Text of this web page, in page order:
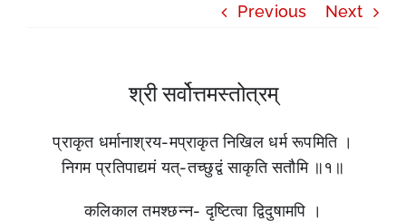
Previous Next
श्री सर्वोत्तमस्तोत्रम्
प्राकृत धर्मानाश्रय-मप्राकृत निखिल धर्म रूपमिति ।
निगम प्रतिपाद्यमं यत्-तच्छुद्वं साकृति सतौमि ॥१॥
कलिकाल तमश्छन्न- दृष्टित्वा द्विदुषामपि ।